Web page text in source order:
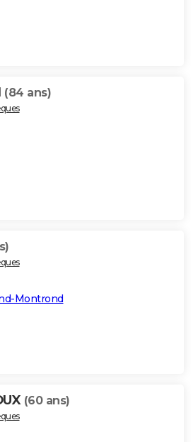
(84 ans)
Montrond
(60 ans)